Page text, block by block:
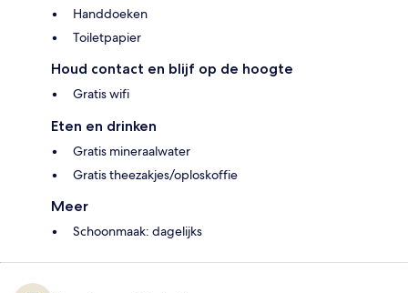
Handdoeken
Toiletpapier
Houd contact en blijf op de hoogte
Gratis wifi
Eten en drinken
Gratis mineraalwater
Gratis theezakjes/oploskoffie
Meer
Schoonmaak: dagelijks